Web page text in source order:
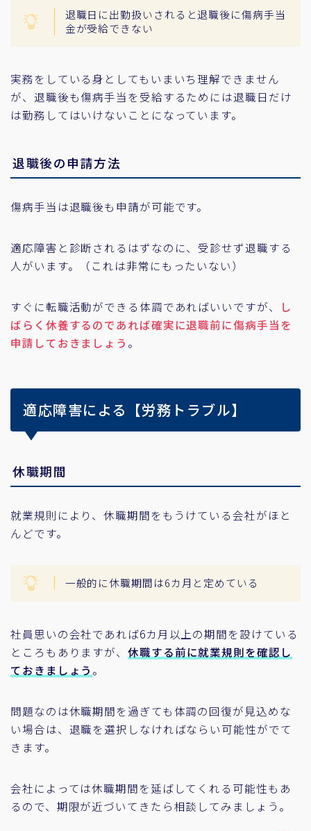
退職日に出勤扱いされると退職後に傷病手当
金が受給できない
実務をしている身としてもいまいち理解できません
が、退職後も傷病手当を受給するためには退職日だけ
は勤務してはいけないことになっています。
退職後の申請方法
傷病手当は退職後も申請が可能です。
適応障害と診断されるはずなのに、受診せず退職する
人がいます。（これは非常にもったいない）
すぐに転職活動ができる体調であればいいですが、
し
ばらく休養するのであれば確実に退職前に傷病手当を
申請しておきましょう 。
適応障害による【労務トラブル】
休職期間
就業規則により、休職期間をもうけている会社がほと
んどです。
一般的に休職期間は6カ月と定めている
社員思いの会社であれば6カ月以上の期間を設けている
ところもありますが、 休職する前に就業規則を確認し
ておきましょう 。
問題なのは休職期間を過ぎても体調の回復が見込めな
い場合は、退職を選択しなければならい可能性がでて
きます。
会社によっては休職期間を延ばしてくれる可能性もあ
るので、期限が近づいてきたら相談してみましょう。